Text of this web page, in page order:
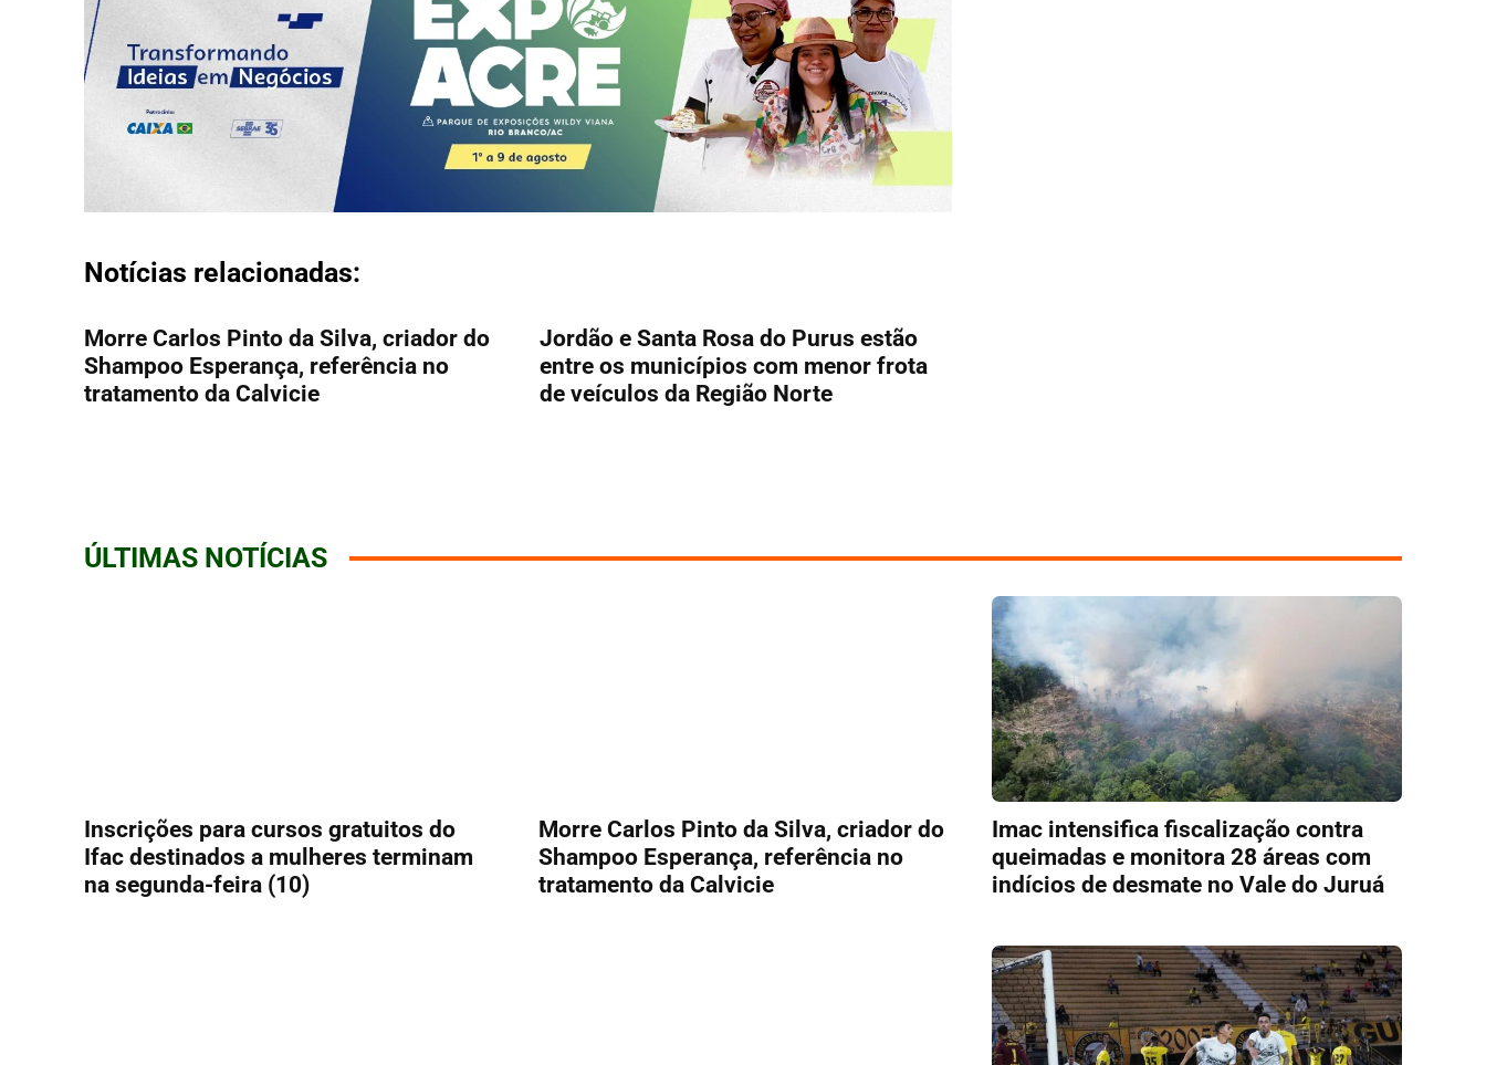
Notícias relacionadas:
Morre Carlos Pinto da Silva, criador do
Shampoo Esperança, referência no
tratamento da Calvicie
Jordão e Santa Rosa do Purus estão
entre os municípios com menor frota
de veículos da Região Norte
ÚLTIMAS NOTÍCIAS
Inscrições para cursos gratuitos do
Ifac destinados a mulheres terminam
na segunda-feira (10)
Morre Carlos Pinto da Silva, criador do
Shampoo Esperança, referência no
tratamento da Calvicie
Imac intensifica fiscalização contra
queimadas e monitora 28 áreas com
indícios de desmate no Vale do Juruá